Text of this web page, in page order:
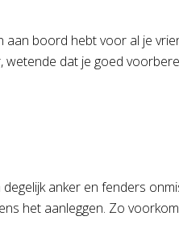
boord hebt voor al je
dat je goed
anker en fenders
het aanleggen. Zo